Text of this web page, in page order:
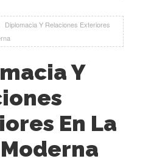
Diplomacia Y Relaciones Exteriores
Y
En La